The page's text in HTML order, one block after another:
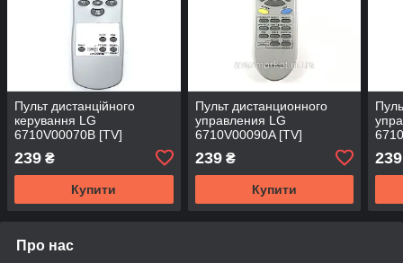
Пульт дистанційного
керування LG
6710V00070B [TV]
239 ₴
Купити
Пульт дистанционного
управления LG
6710V00090A [TV]
239₴
Купити
239
Про нас